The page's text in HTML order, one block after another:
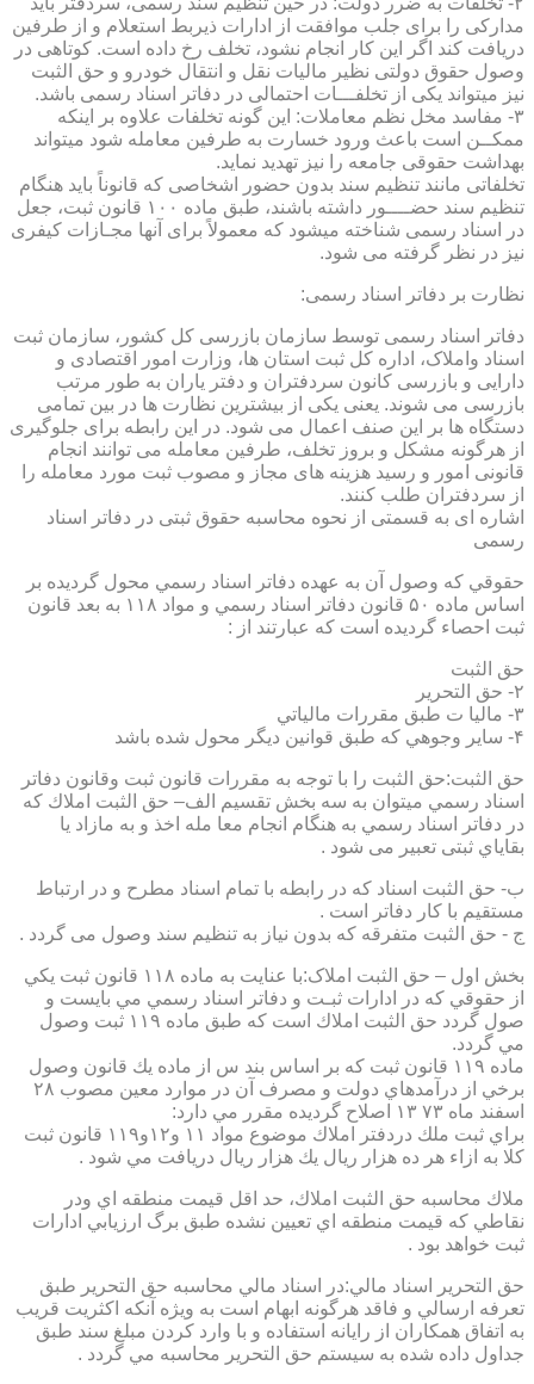
مدارکی را برای جلب موافقت از ادارات ذیربط استعلام و از طرفین
دریافت کند اگر این کار انجام نشود، تخلف رخ داده است. کوتاهی در
وصول حقوق دولتی نظیر مالیات نقل و انتقال خودرو و حق الثبت
نیز میتواند یکی از تخلفـــات احتمالی در دفاتر اسناد رسمی باشد.
۳- مفاسد مخل نظم معاملات: این گونه تخلفات علاوه بر اینکه
ممکــن است باعث ورود خسارت به طرفین معامله شود میتواند
بهداشت حقوقی جامعه را نیز تهدید نماید.
تخلفاتی مانند تنظیم سند بدون حضور اشخاصی که قانوناً باید هنگام
تنظیم سند حضــــور داشته باشند، طبق ماده ۱۰۰ قانون ثبت، جعل
در اسناد رسمی شناخته میشود که معمولاً برای آنها مجـازات کیفری
نیز در نظر گرفته می شود.
نظارت بر دفاتر اسناد رسمی:
دفاتر اسناد رسمی توسط سازمان بازرسی کل کشور، سازمان ثبت
اسناد واملاک، اداره کل ثبت استان ها، وزارت امور اقتصادی و
دارایی و بازرسی کانون سردفتران و دفتر یاران به طور مرتب
بازرسی می شوند. یعنی یکی از بیشترین نظارت ها در بین تمامی
دستگاه ها بر این صنف اعمال می شود. در این رابطه برای جلوگیری
از هرگونه مشکل و بروز تخلف، طرفین معامله می توانند انجام
قانونی امور و رسید هزینه های مجاز و مصوب ثبت مورد معامله را
از سردفتران طلب کنند.
اشاره ای به قسمتی از نحوه محاسبه حقوق ثبتی در دفاتر اسناد
رسمی
حقوقي كه وصول آن به عهده دفاتر اسناد رسمي محول گرديده بر
اساس ماده ۵۰ قانون دفاتر اسناد رسمي و مواد ۱۱۸ به بعد قانون
ثبت احصاء گرديده است كه عبارتند از :
حق الثبت
۲- حق التحرير
۳- ماليا ت طبق مقررات مالياتي
۴- ساير وجوهي كه طبق قوانين ديگر محول شده باشد
حق الثبت:حق الثبت را با توجه به مقررات قانون ثبت وقانون دفاتر
اسناد رسمي ميتوان به سه بخش تقسيم الف– حق الثبت املاك كه
در دفاتر اسناد رسمي به هنگام انجام معا مله اخذ و به مازاد يا
بقاياي ثبتی تعبیر می شود .
ب- حق الثبت اسناد كه در رابطه با تمام اسناد مطرح و در ارتباط
مستقيم با كار دفاتر است .
ج - حق الثبت متفرقه كه بدون نياز به تنظیم سند وصول می گردد .
بخش اول – حق الثبت املاک:با عنايت به ماده ۱۱۸ قانون ثبت يكي
از حقوقي كه در ادارات ثبـت و دفاتر اسناد رسمي مي بايست و
صول گردد حق الثبت املاك است كه طبق ماده ۱۱۹ ثبت وصول
مي گردد.
ماده ۱۱۹ قانون ثبت كه بر اساس بند س از ماده يك قانون وصول
برخي از درآمدهاي دولت و مصرف آن در موارد معين مصوب ۲۸
اسفند ماه ۷۳ ۱۳ اصلاح گرديده مقرر مي دارد:
براي ثبت ملك دردفتر املاك موضوع مواد ۱۱ و۱۲و۱۱۹ قانون ثبت
كلا به ازاء هر ده هزار ريال يك هزار ريال دريافت مي شود .
ملاك محاسبه حق الثبت املاك، حد اقل قيمت منطقه اي ودر
نقاطي كه قيمت منطقه اي تعيين نشده طبق برگ ارزيابي ادارات
ثبت خواهد بود .
حق التحرير اسناد مالي:در اسناد مالي محاسبه حق التحرير طبق
تعرفه ارسالي و فاقد هرگونه ابهام است به ويژه آنكه اكثريت قريب
به اتفاق همكاران از رايانه استفاده و با وارد كردن مبلغ سند طبق
جداول داده شده به سيستم حق التحرير محاسبه مي گردد .